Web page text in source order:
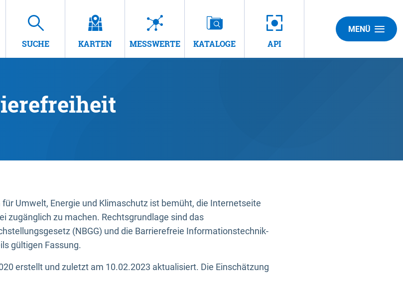
SUCHE KARTEN MESSWERTE KATALOGE API
MENÜ
Umwelt, Energie und Klimaschutz ist bemüht, die Internetseite
zugänglich zu machen. Rechtsgrundlage sind das
(NBGG) und die Barrierefreie Informationstechnik-
gültigen Fassung.
erstellt und zuletzt am 10.02.2023 aktualisiert. Die Einschätzung